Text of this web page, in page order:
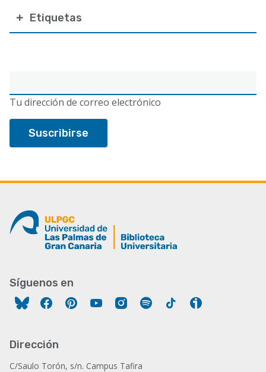
electrónico
Tu dirección de correo electrónico
Etiquetas
Síguenos en
FacebookPinterestYouTubeInstagram
Spotify Tiktok
Dirección
C/Saulo Torón, s/n. Campus Tafira